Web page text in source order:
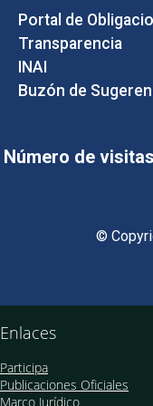
Portal de
Transparencia
INAI
Buzón de
Número de visitas
©
Enlaces
Participa
Publicaciones Oficiales
Marco Jurídico